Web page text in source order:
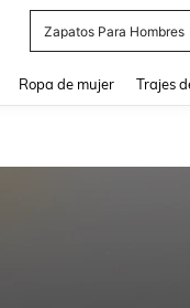
Zapatos Para Hombres
Ropa de mujer Trajes